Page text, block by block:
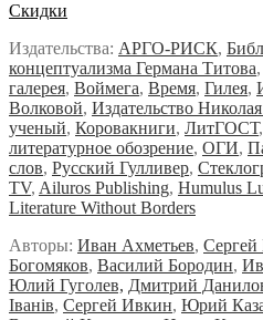
Скидки
Издательства: АРГО-РИСК,
концептуализма Германа Титова,
галерея, Воймега, Время, Гилея,
Волковой, Издательство
ученый, Коровакниги, ЛитГОСТ,
литературное обозрение, ОГИ,
слов, Русский Гулливер,
TV, Ailuros Publishing, Humulus
Literature Without Borders
Авторы: Иван Ахметьев, Сергей
Богомяков, Василий Бородин,
Юлий Гуголев, Дмитрий
Iванiв, Сергей Ивкин, Юрий